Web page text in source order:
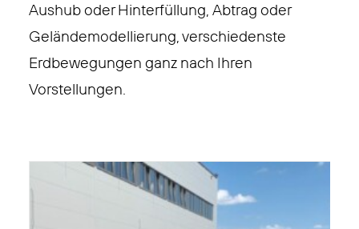
Aushub oder Hinterfüllung, Abtrag oder
Geländemodellierung, verschiedenste
Erdbewegungen ganz nach Ihren
Vorstellungen.